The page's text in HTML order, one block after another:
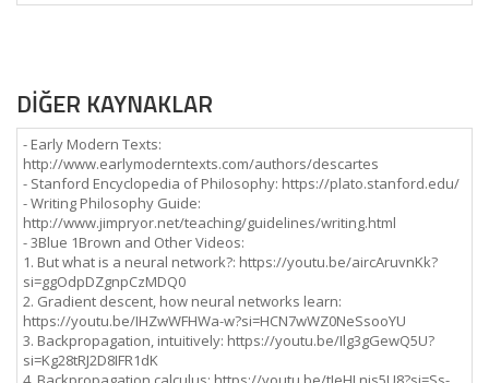
DİĞER KAYNAKLAR
- Early Modern Texts:
http://www.earlymoderntexts.com/authors/descartes
- Stanford Encyclopedia of Philosophy: https://plato.stanford.edu/
- Writing Philosophy Guide:
http://www.jimpryor.net/teaching/guidelines/writing.html
- 3Blue 1Brown and Other Videos:
1. But what is a neural network?: https://youtu.be/aircAruvnKk?
si=ggOdpDZgnpCzMDQ0
2. Gradient descent, how neural networks learn:
https://youtu.be/IHZwWFHWa-w?si=HCN7wWZ0NeSsooYU
3. Backpropagation, intuitively: https://youtu.be/Ilg3gGewQ5U?
si=Kg28tRJ2D8IFR1dK